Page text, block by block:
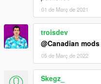
01 de Març de 2021
troisdev
@Canadian mods
05 de Març de 2022
Skegz_